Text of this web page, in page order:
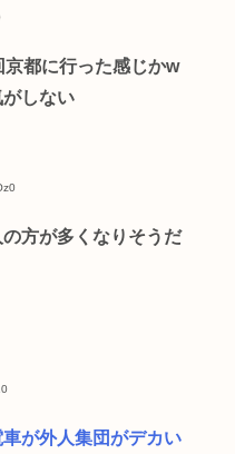
都に行った感じかw
しない
方が多くなりそうだ
が外人集団がデカい